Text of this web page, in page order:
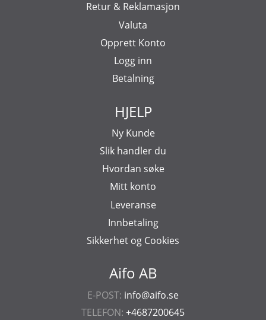
Aifo AB
E-POST: info@aifo.se
TELEFON: +4687200645
Retur & Reklamasjon
Valuta
Opprett Konto
Logg inn
Betalning
HJELP
Ny Kunde
Slik handler du
Hvordan søke
Mitt konto
Leveranse
Innbetaling
Sikkerhet og Cookies